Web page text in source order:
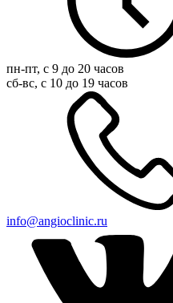
пн-пт, с 9 до 20 часов
сб-вс, с 10 до 19 часов
info@angioclinic.ru